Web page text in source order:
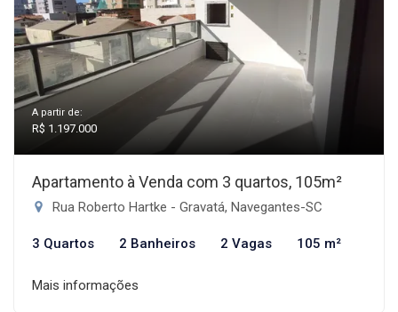
A partir de:
R$ 1.197.000
Apartamento à Venda com 3 quartos, 105m²
Rua Roberto Hartke - Gravatá, Navegantes-SC
3 Quartos 2 Banheiros 2 Vagas 105 m²
Mais informações